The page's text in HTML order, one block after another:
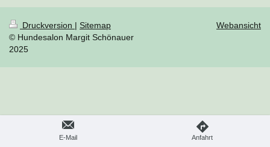
Druckversion | Sitemap
© Hundesalon Margit Schönauer
2025
Webansicht
E-Mail Anfahrt